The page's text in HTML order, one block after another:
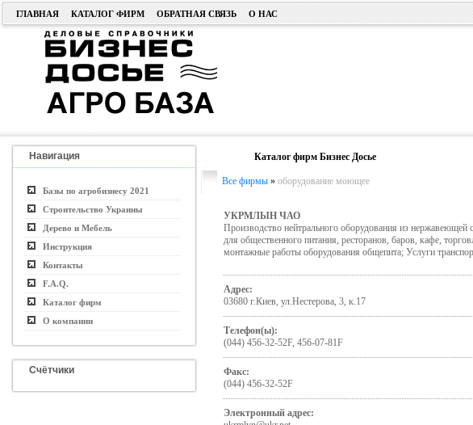
ГЛАВНАЯ КАТАЛОГ ФИРМ ОБРАТНАЯ СВЯЗЬ О НАС
Навигация
Базы по агробизнесу 2021
Строительство Украины
Дерево и Мебель
Инструкция
Контакты
F.A.Q.
Каталог фирм
О компании
Счётчики
Каталог фирм Бизнес Досье
Все фирмы» оборудование моющее
УКРМЛЫН ЧАО
Производство нейтрального оборудования из
для общественного питания, ресторанов, баров, кафе,
монтажные работы оборудования общепита; Услуги
Адрес:
03680 г.Киев, ул.Нестерова, 3, к.17
Телефон(ы):
(044) 456-32-52F, 456-07-81F
Факс:
(044) 456-32-52F
Электронный адрес: